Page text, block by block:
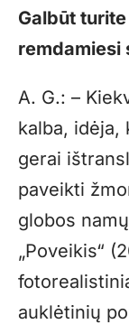
Galbūt
remdamiesi
A. G.: –
kalba, idėja,
gerai
paveikti
globos
„Poveikis“
auklėtinių